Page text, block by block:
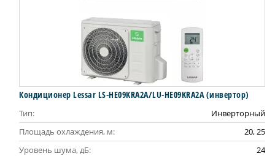
Кондиционер Lessar LS-HE09KRA2A/LU-HE09KRA2A (инвертор)
Тип:
Инверторный
Площадь охлаждения, м:
20, 25
Уровень шума, дБ:
24